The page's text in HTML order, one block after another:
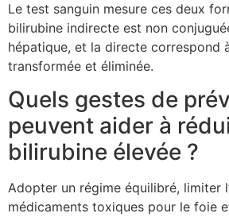
Le test sanguin mesure ces deux
bilirubine indirecte est non
hépatique, et la directe correspond
transformée et éliminée.
Quels gestes de
peuvent aider à
bilirubine élevée ?
Adopter un régime équilibré, limiter
médicaments toxiques pour le foie